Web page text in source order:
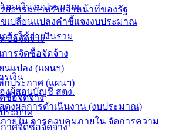
ยธรรมสำหรับเจ้าหน้าที่ของรัฐ
ซื้อจัดจ้าง
ารจัดซื้อจัดจ้าง
นแปลง (แผนฯ)
กประกาศ (แผนฯ)
ซื้อจัดจ้าง
ระกาศ
าศจัดซื้อจัดจ้าง
อนเงินงบประมาณ
เปลี่ยนแปลงคำชี้แจงงบประมาณ
ารใช้จ่ายงินรวม
รเงิน
งผู้สอบบัญชี สตง.
ดงผลการดำเนินงาน (งบประมาณ)
ายใน การควบคุมภายใน จัดการความ